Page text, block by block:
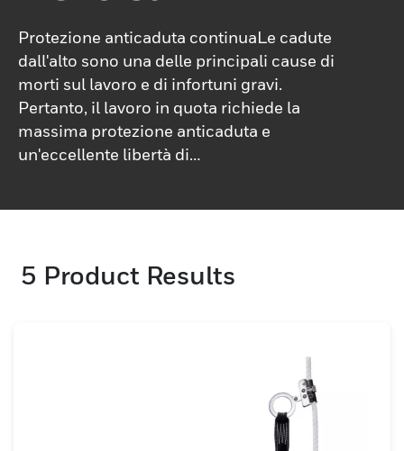
Protezione anticaduta continuaLe cadute
dall'alto sono una delle principali cause di
morti sul lavoro e di infortuni gravi.
Pertanto, il lavoro in quota richiede la
massima protezione anticaduta e
un'eccellente libertà di
i sistemi di linee di vita verticali.Inoltre, i
sicure e beneficia di una protezione
5 Product Results